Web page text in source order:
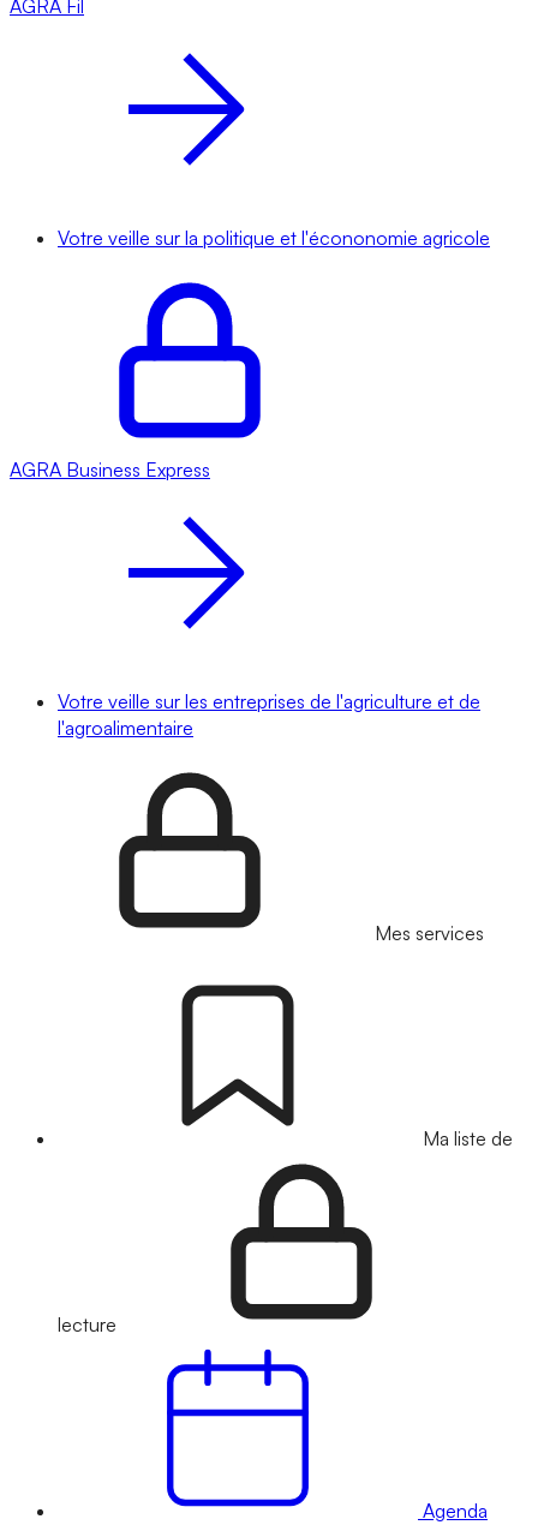
AGRA Fil
Votre veille sur la politique et l'écononomie agricole
AGRA Business Express
Votre veille sur les entreprises de l'agriculture et de
l'agroalimentaire
Mes services
Ma liste de
lecture
Agenda